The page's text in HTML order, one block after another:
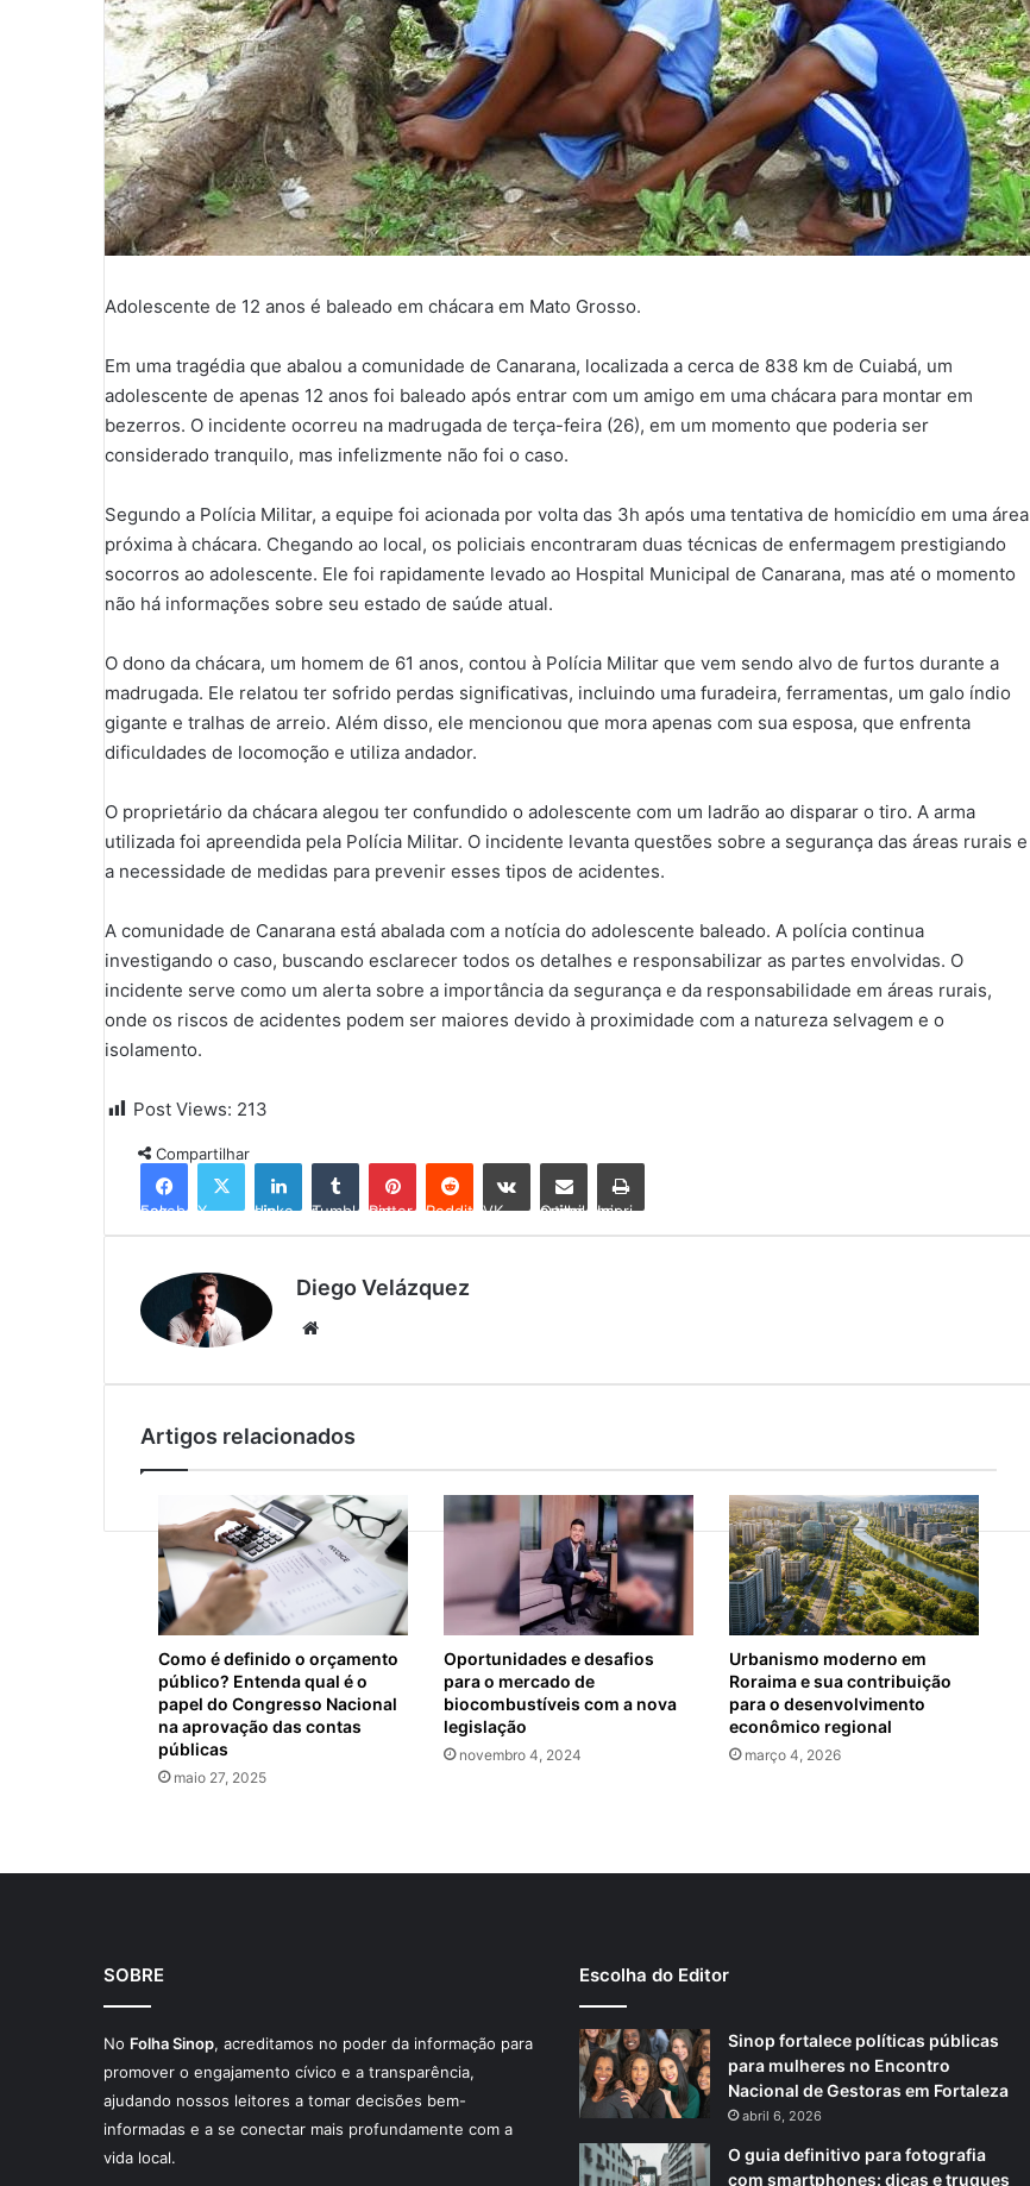
Adolescente de 12 anos é baleado em chácara em Mato Grosso.
Em uma tragédia que abalou a comunidade de Canarana, localizada a cerca de 838 km de Cuiabá, um
adolescente de apenas 12 anos foi baleado após entrar com um amigo em uma chácara para montar em
bezerros. O incidente ocorreu na madrugada de terça-feira (26), em um momento que poderia ser
considerado tranquilo, mas infelizmente não foi o caso.
Segundo a Polícia Militar, a equipe foi acionada por volta das 3h após uma tentativa de homicídio em uma área
próxima à chácara. Chegando ao local, os policiais encontraram duas técnicas de enfermagem prestigiando
socorros ao adolescente. Ele foi rapidamente levado ao Hospital Municipal de Canarana, mas até o momento
não há informações sobre seu estado de saúde atual.
O dono da chácara, um homem de 61 anos, contou à Polícia Militar que vem sendo alvo de furtos durante a
madrugada. Ele relatou ter sofrido perdas significativas, incluindo uma furadeira, ferramentas, um galo índio
gigante e tralhas de arreio. Além disso, ele mencionou que mora apenas com sua esposa, que enfrenta
dificuldades de locomoção e utiliza andador.
O proprietário da chácara alegou ter confundido o adolescente com um ladrão ao disparar o tiro. A arma
utilizada foi apreendida pela Polícia Militar. O incidente levanta questões sobre a segurança das áreas rurais e
a necessidade de medidas para prevenir esses tipos de acidentes.
A comunidade de Canarana está abalada com a notícia do adolescente baleado. A polícia continua
investigando o caso, buscando esclarecer todos os detalhes e responsabilizar as partes envolvidas. O
incidente serve como um alerta sobre a importância da segurança e da responsabilidade em áreas rurais,
onde os riscos de acidentes podem ser maiores devido à proximidade com a natureza selvagem e o
isolamento.
Post Views: 213
Compartilhar
Facebook X Linkedin Tumblr Pinterest Reddit VK Compartilhar via e-mail Imprimir
Diego Velázquez
Artigos relacionados
Como é definido o orçamento
público? Entenda qual é o
papel do Congresso Nacional
na aprovação das contas
públicas
maio 27, 2025
Oportunidades e desafios
para o mercado de
biocombustíveis com a nova
legislação
novembro 4, 2024
Urbanismo moderno em
Roraima e sua contribuição
para o desenvolvimento
econômico regional
março 4, 2026
SOBRE
No Folha Sinop, acreditamos no poder da informação para
promover o engajamento cívico e a transparência,
ajudando nossos leitores a tomar decisões bem-
informadas e a se conectar mais profundamente com a
vida local.
Escolha do Editor
Sinop fortalece políticas públicas
para mulheres no Encontro
Nacional de Gestoras em Fortaleza
abril 6, 2026
O guia definitivo para fotografia
com smartphones: dicas e truques